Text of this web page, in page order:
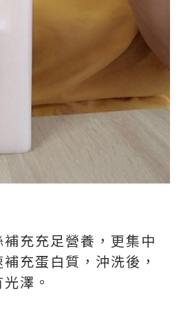
充充足營養，更集中
充蛋白質，沖洗後，
澤。